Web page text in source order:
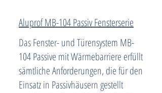
Aluprof MB-104 Passiv Fensterserie
Das Fenster- und Türensystem MB-
104 Passive mit Wärmebarriere erfüllt
sämtliche Anforderungen, die für den
Einsatz in Passivhäusern gestellt